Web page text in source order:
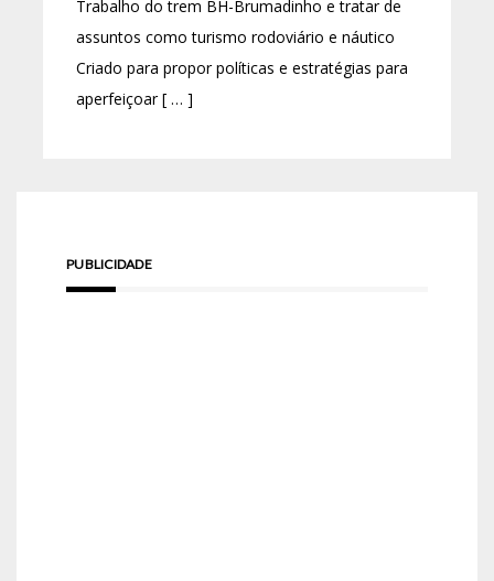
Trabalho do trem BH-Brumadinho e tratar de
assuntos como turismo rodoviário e náutico
Criado para propor políticas e estratégias para
aperfeiçoar [ … ]
PUBLICIDADE